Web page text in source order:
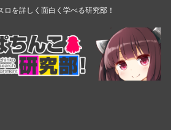
ロを詳しく面白く学べる研究部！